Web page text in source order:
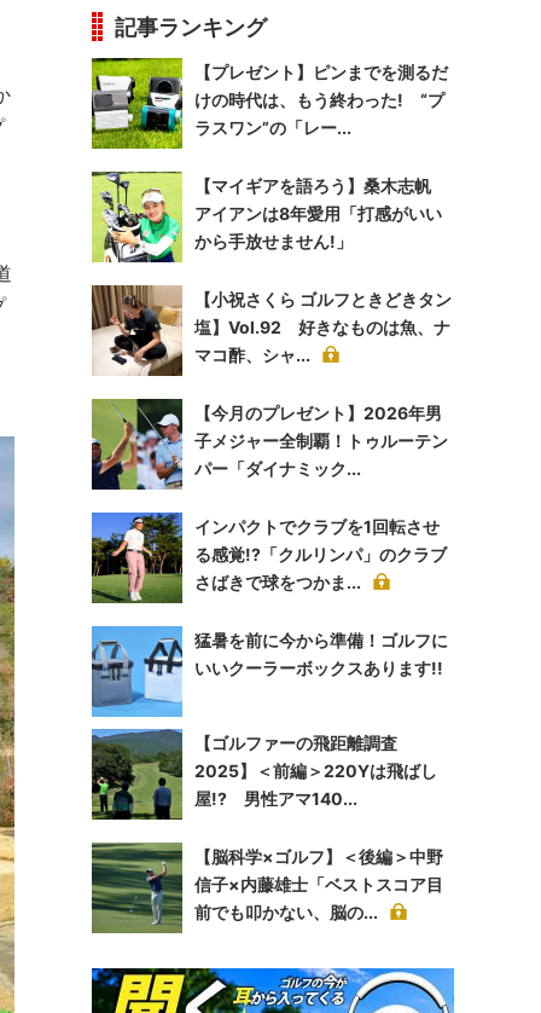
記事ランキング
【プレゼント】ピンまでを測るだ
けの時代は、もう終わった! “プ
ラスワン”の「レー...
【マイギアを語ろう】桑木志帆
アイアンは8年愛用「打感がいい
から手放せません!」
【小祝さくら ゴルフときどきタン
塩】Vol.92 好きなものは魚、ナ
マコ酢、シャ...
【今月のプレゼント】2026年男
子メジャー全制覇！トゥルーテン
パー「ダイナミック...
インパクトでクラブを1回転させ
る感覚!?「クルリンパ」のクラブ
さばきで球をつかま...
猛暑を前に今から準備！ゴルフに
いいクーラーボックスあります!!
【ゴルファーの飛距離調査
2025】＜前編＞220Yは飛ばし
屋!? 男性アマ140...
【脳科学×ゴルフ】＜後編＞中野
信子×内藤雄士「ベストスコア目
前でも叩かない、脳の...